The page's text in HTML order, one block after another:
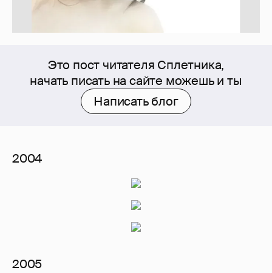
Это пост читателя Сплетника,
начать писать на сайте можешь и ты
Написать блог
2004
2005